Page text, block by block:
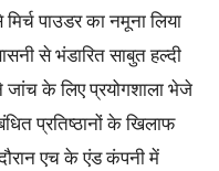
पाउडर का नमूना लिया
से भंडारित साबुत हल्दी
के लिए प्रयोगशाला भेजे
प्रतिष्ठानों के खिलाफ
दौरान एच के एंड कंपनी में